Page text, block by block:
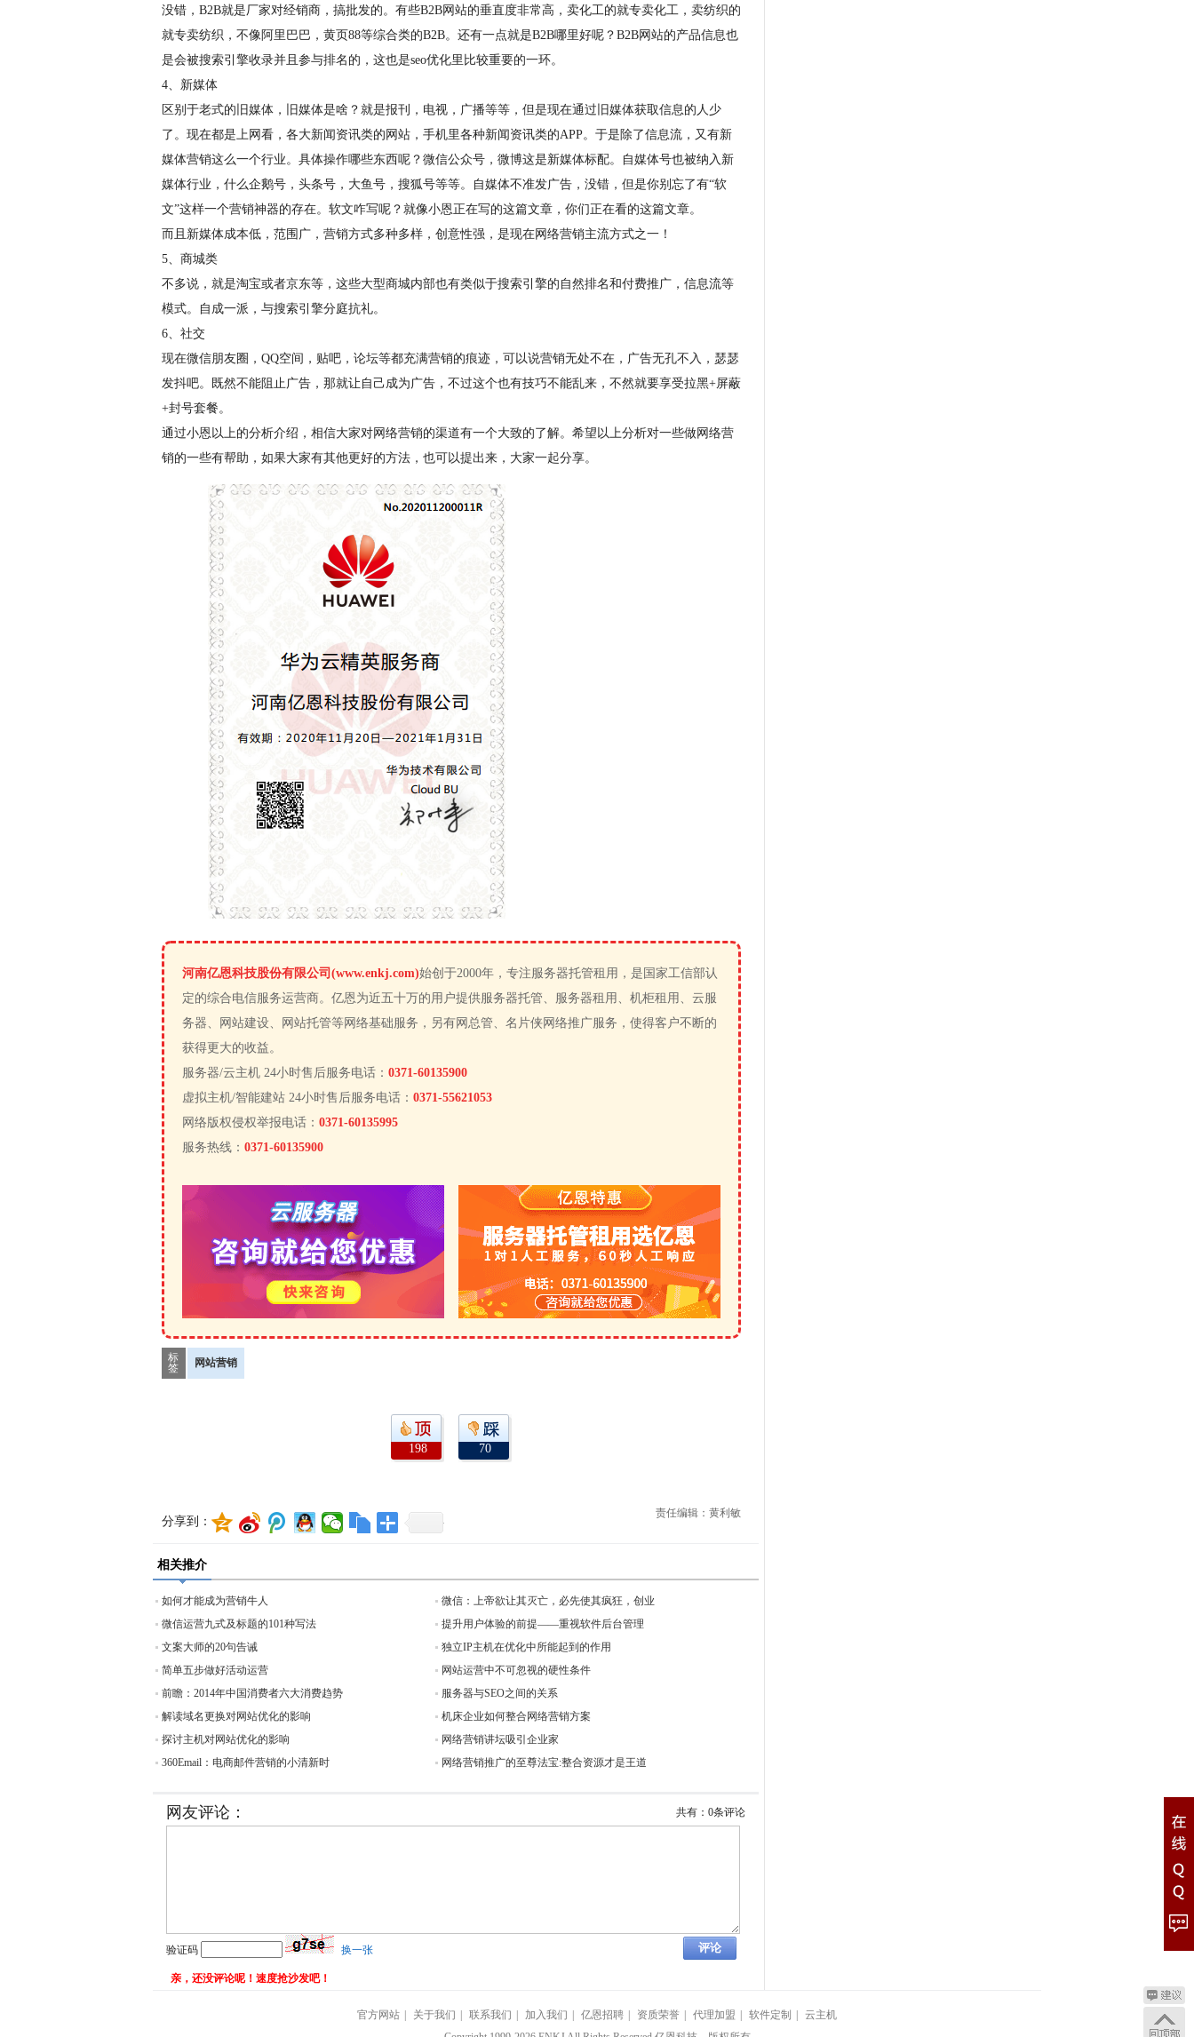
没错，B2B就是厂家对经销商，搞批发的。有些B2B网站的垂直度非常高，卖化工的就专卖化工，卖纺织的
就专卖纺织，不像阿里巴巴，黄页88等综合类的B2B。还有一点就是B2B哪里好呢？B2B网站的产品信息也
是会被搜索引擎收录并且参与排名的，这也是seo优化里比较重要的一环。
4、新媒体
区别于老式的旧媒体，旧媒体是啥？就是报刊，电视，广播等等，但是现在通过旧媒体获取信息的人少
了。现在都是上网看，各大新闻资讯类的网站，手机里各种新闻资讯类的APP。于是除了信息流，又有新
媒体营销这么一个行业。具体操作哪些东西呢？微信公众号，微博这是新媒体标配。自媒体号也被纳入新
媒体行业，什么企鹅号，头条号，大鱼号，搜狐号等等。自媒体不准发广告，没错，但是你别忘了有“软
文”这样一个营销神器的存在。软文咋写呢？就像小恩正在写的这篇文章，你们正在看的这篇文章。
而且新媒体成本低，范围广，营销方式多种多样，创意性强，是现在网络营销主流方式之一！
5、商城类
不多说，就是淘宝或者京东等，这些大型商城内部也有类似于搜索引擎的自然排名和付费推广，信息流等
模式。自成一派，与搜索引擎分庭抗礼。
6、社交
现在微信朋友圈，QQ空间，贴吧，论坛等都充满营销的痕迹，可以说营销无处不在，广告无孔不入，瑟瑟
发抖吧。既然不能阻止广告，那就让自己成为广告，不过这个也有技巧不能乱来，不然就要享受拉黑+屏蔽
+封号套餐。
通过小恩以上的分析介绍，相信大家对网络营销的渠道有一个大致的了解。希望以上分析对一些做网络营
销的一些有帮助，如果大家有其他更好的方法，也可以提出来，大家一起分享。
河南亿恩科技股份有限公司(www.enkj.com)始创于2000年，专注服务器托管租用，是国家工信部认
定的综合电信服务运营商。亿恩为近五十万的用户提供服务器托管、服务器租用、机柜租用、云服
务器、网站建设、网站托管等网络基础服务，另有网总管、名片侠网络推广服务，使得客户不断的
获得更大的收益。
服务器/云主机 24小时售后服务电话： 0371-60135900
虚拟主机/智能建站 24小时售后服务电话： 0371-55621053
网络版权侵权举报电话： 0371-60135995
服务热线： 0371-60135900
标
签
网站营销
198 70
分享到：
责任编辑：黄利敏
相关推介
如何才能成为营销牛人
微信运营九式及标题的101种写法
文案大师的20句告诫
简单五步做好活动运营
前瞻：2014年中国消费者六大消费趋势
解读域名更换对网站优化的影响
探讨主机对网站优化的影响
360Email：电商邮件营销的小清新时
微信：上帝欲让其灭亡，必先使其疯狂，创业
提升用户体验的前提——重视软件后台管理
独立IP主机在优化中所能起到的作用
网站运营中不可忽视的硬性条件
服务器与SEO之间的关系
机床企业如何整合网络营销方案
网络营销讲坛吸引企业家
网络营销推广的至尊法宝:整合资源才是王道
共有：0条评论
网友评论：
验证码 换一张
亲，还没评论呢！速度抢沙发吧！
官方网站 关于我们 联系我们 加入我们 亿恩招聘 资质荣誉 代理加盟 软件定制
云主机